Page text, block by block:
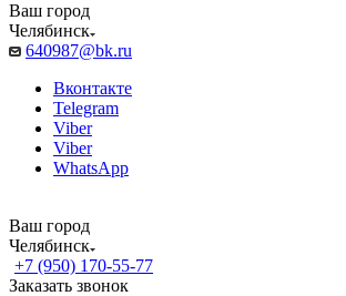
Ваш город
Челябинск
640987@bk.ru
Вконтакте
Telegram
Viber
Viber
WhatsApp
Ваш город
Челябинск
+7 (950) 170-55-77
Заказать звонок